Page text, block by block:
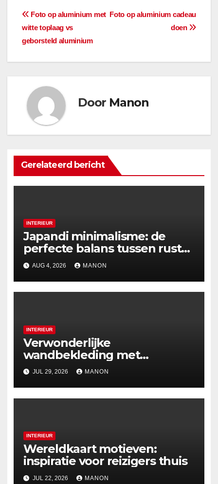
BerichtnavigatieFoto op aluminium cadeau
doen
Foto op aluminium met
witte toplaag vs
geborsteld aluminium
Door Manon
Gerelateerd bericht
INTERIEUR
Japandi minimalisme: de
perfecte balans tussen rust
en esthetiek
AUG 4, 2026 MANON
INTERIEUR
Verwonderlijke
wandbekleding met
holografische effecten
JUL 29, 2026 MANON
INTERIEUR
Wereldkaart motieven:
inspiratie voor reizigers thuis
JUL 22, 2026 MANON